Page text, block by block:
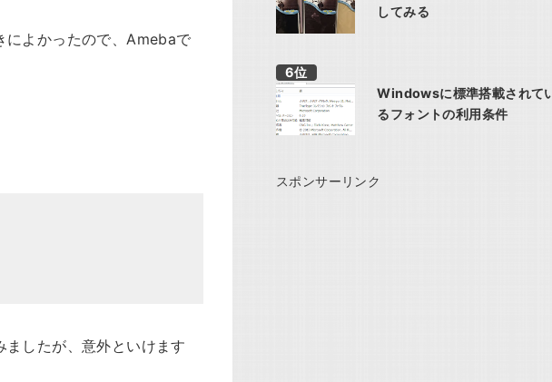
によかったので、Amebaで
ましたが、意外といけます
してみる
Windowsに標準搭載されて
るフォントの利用条件
スポンサーリンク